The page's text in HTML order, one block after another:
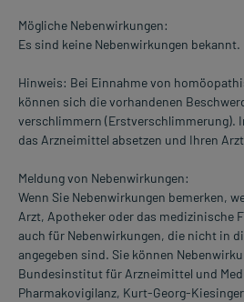
Mögliche Nebenwirkungen:
Es sind keine Nebenwirkungen bekannt.
Hinweis: Bei Einnahme von
können sich die vorhandenen
verschlimmern (Erstverschlimmerung).
das Arzneimittel absetzen und Ihren
Meldung von Nebenwirkungen:
Wenn Sie Nebenwirkungen bemerken,
Arzt, Apotheker oder das medizinische
auch für Nebenwirkungen, die nicht in
angegeben sind. Sie können
Bundesinstitut für Arzneimittel und
Pharmakovigilanz, Kurt-Georg-Kiesinger